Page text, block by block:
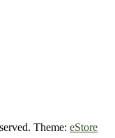
Theme: eStore